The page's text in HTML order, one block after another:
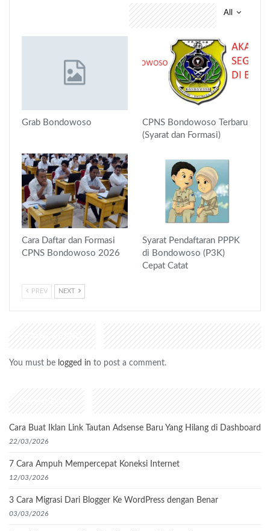
All
Grab Bondowoso
CPNS Bondowoso Terbaru
(Syarat dan Formasi)
Cara Daftar dan Formasi
CPNS Bondowoso 2026
Syarat Pendaftaran PPPK
di Bondowoso (P3K)
Cepat Catat
PREV NEXT
LEAVE A REPLY
You must be logged in to post a comment.
Recent Posts
Cara Buat Iklan Link Tautan Adsense Baru Yang Hilang di Dashboard
22/03/2026
7 Cara Ampuh Mempercepat Koneksi Internet
12/03/2026
3 Cara Migrasi Dari Blogger Ke WordPress dengan Benar
03/03/2026